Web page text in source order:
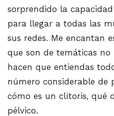
sorprendido la
para llegar a todas las
sus redes. Me encantan
que son de temáticas no
hacen que entiendas
número considerable de
cómo es un clítoris, qué
pélvico.